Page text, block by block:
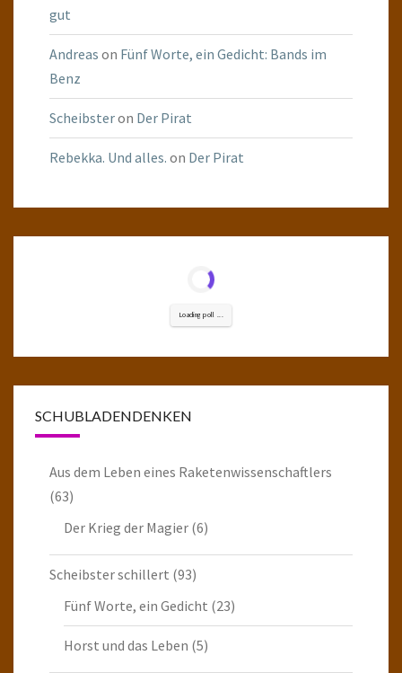
gut
Andreas on Fünf Worte, ein Gedicht: Bands im
Benz
Scheibsteron Der Pirat
Rebekka. Und alles. on Der Pirat
Loading poll ...
SCHUBLADENDENKEN
Aus dem Leben eines Raketenwissenschaftlers
(63)
Der Krieg der Magier (6)
Scheibster schillert (93)
Fünf Worte, ein Gedicht (23)
Horst und das Leben (5)